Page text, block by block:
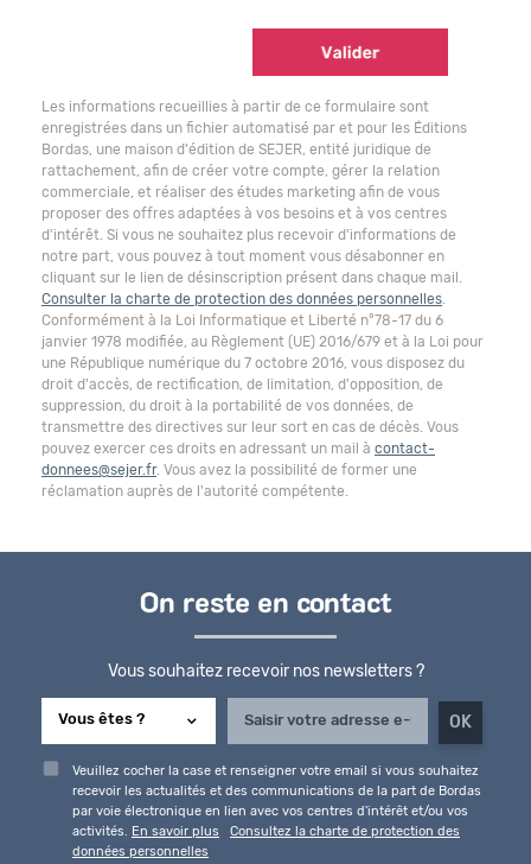
Les informations recueillies à partir de ce formulaire sont
enregistrées dans un fichier automatisé par et pour les Éditions
Bordas, une maison d'édition de SEJER, entité juridique de
rattachement, afin de créer votre compte, gérer la relation
commerciale, et réaliser des études marketing afin de vous
proposer des offres adaptées à vos besoins et à vos centres
d'intérêt. Si vous ne souhaitez plus recevoir d'informations de
notre part, vous pouvez à tout moment vous désabonner en
cliquant sur le lien de désinscription présent dans chaque mail.
Consulter la charte de protection des données personnelles
Conformément à la Loi Informatique et Liberté n°78-17 du 6
janvier 1978 modifiée, au Règlement (UE) 2016/679 et à la Loi pour
une République numérique du 7 octobre 2016, vous disposez du
droit d'accès, de rectification, de limitation, d'opposition, de
suppression, du droit à la portabilité de vos données, de
transmettre des directives sur leur sort en cas de décès. Vous
pouvez exercer ces droits en adressant un mail à contact-
donnees@sejer.fr. Vous avez la possibilité de former une
réclamation auprès de l'autorité compétente.
On reste en contact
Vous souhaitez recevoir nos newsletters ?
Veuillez cocher la case et renseigner votre email si vous souhaitez
recevoir les actualités et des communications de la part de Bordas
par voie électronique en lien avec vos centres d'intérêt et/ou vos
activités.
En savoir plus
Consultez la charte de protection des
données personnelles